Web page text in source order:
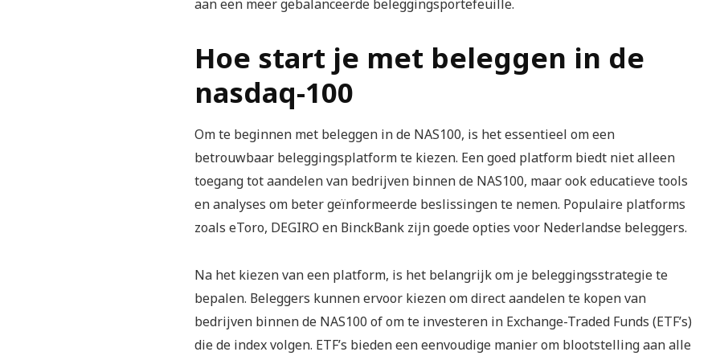
aan een meer gebalanceerde beleggingsportefeuille.
Hoe start je met beleggen in de
nasdaq-100
Om te beginnen met beleggen in de NAS100, is het essentieel om een
betrouwbaar beleggingsplatform te kiezen. Een goed platform biedt niet alleen
toegang tot aandelen van bedrijven binnen de NAS100, maar ook educatieve tools
en analyses om beter geïnformeerde beslissingen te nemen. Populaire platforms
zoals eToro, DEGIRO en BinckBank zijn goede opties voor Nederlandse beleggers.
Na het kiezen van een platform, is het belangrijk om je beleggingsstrategie te
bepalen. Beleggers kunnen ervoor kiezen om direct aandelen te kopen van
bedrijven binnen de NAS100 of om te investeren in Exchange-Traded Funds (ETF’s)
die de index volgen. ETF’s bieden een eenvoudige manier om blootstelling aan alle